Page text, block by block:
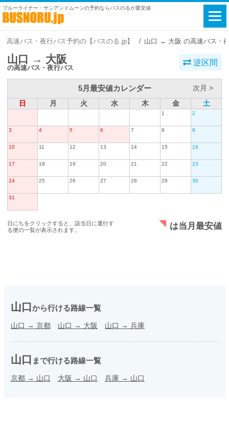
ブルーライナー・サンアンドムーンの予約ならバスのるが最安値
高速バス・夜行バス予約の【バスのる.jp】 山口 → 大阪 の高速バス・
山口 → 大阪
の高速バス・夜行バス
逆区間
5月最安値カレンダー
次月 >
日
月 火 水 木 金 土
1 2
3 4 5 6 7 8 9
10 11 12 13 14 15 16
17 18 19 20 21 22 23
24 25 26 27 28 29 30
31
日にちをクリックすると、該当日に運行す
る便の一覧が表示されます。
は当月最安値
山口から行ける路線一覧
山口 → 京都 山口 → 大阪 山口 → 兵庫
山口 まで行ける路線一覧
京都 → 山口 大阪 → 山口 兵庫 → 山口